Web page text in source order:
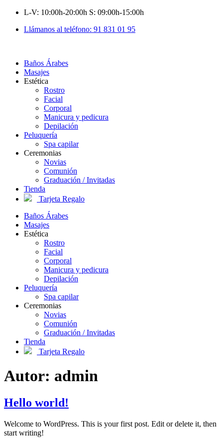
contenido
L-V: 10:00h-20:00h S: 09:00h-15:00h
Llámanos al teléfono: 91 831 01 95
Baños Árabes
Masajes
Estética
Rostro
Facial
Corporal
Manicura y pedicura
Depilación
Peluquería
Spa capilar
Ceremonias
Novias
Comunión
Graduación / Invitadas
Tienda
Tarjeta Regalo
Baños Árabes
Masajes
Estética
Rostro
Facial
Corporal
Manicura y pedicura
Depilación
Peluquería
Spa capilar
Ceremonias
Novias
Comunión
Graduación / Invitadas
Tienda
Tarjeta Regalo
Autor: admin
Hello world!
Welcome to WordPress. This is your first post. Edit or delete it, then
start writing!